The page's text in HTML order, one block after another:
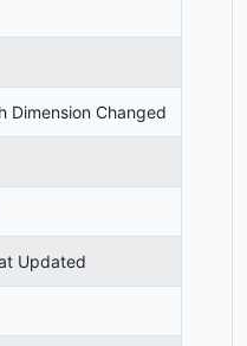
Dimension Changed
Updated